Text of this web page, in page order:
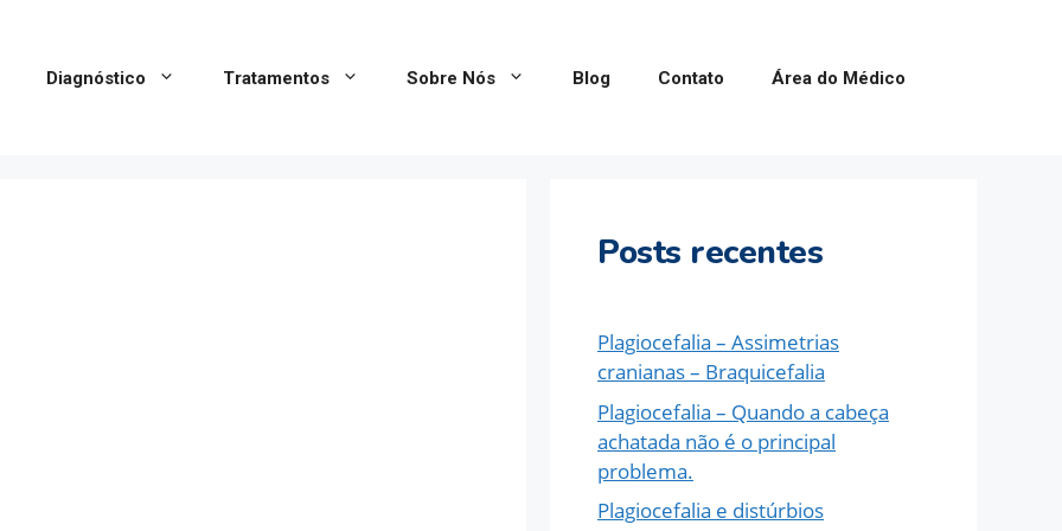
Diagnóstico Tratamentos Sobre Nós Blog Contato Área do Médico
Posts recentes
Plagiocefalia – Assimetrias
cranianas – Braquicefalia
Plagiocefalia – Quando a cabeça
achatada não é o principal
problema.
Plagiocefalia e distúrbios